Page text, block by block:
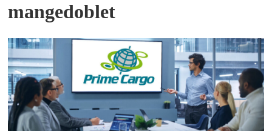
mangedoblet